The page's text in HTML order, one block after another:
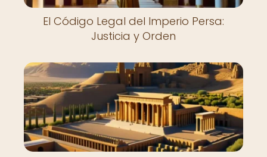
El Código Legal del Imperio Persa:
Justicia y Orden